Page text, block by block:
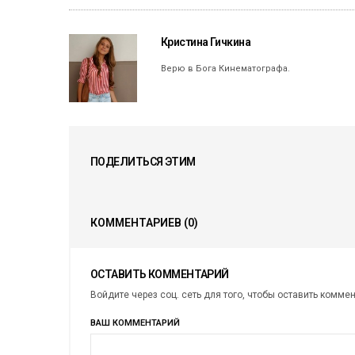
Кристина Гичкина
Верю в Бога Кинематографа.
ПОДЕЛИТЬСЯ ЭТИМ
КОММЕНТАРИЕВ (0)
ОСТАВИТЬ КОММЕНТАРИЙ
Войдите через соц. сеть для того, чтобы оставить
ВАШ КОММЕНТАРИЙ